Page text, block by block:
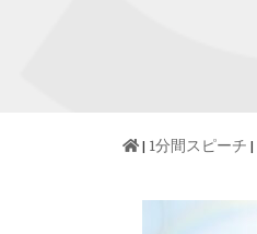
| 1分間スピーチ |